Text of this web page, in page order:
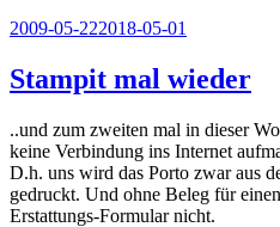
Veröffentlicht
2009-05-222018-05-01
Stampit mal wieder
..und zum zweiten mal in dieser
keine Verbindung ins Internet
D.h. uns wird das Porto zwar aus
gedruckt. Und ohne Beleg für
Erstattungs-Formular nicht.